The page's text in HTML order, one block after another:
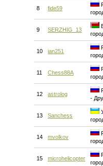
8 fide59
9 SERZHIG_13
10 ian251
11 Chess88A
12 astrolog
-
13 Sanchess
14 mvolkov
15 microhelicopter